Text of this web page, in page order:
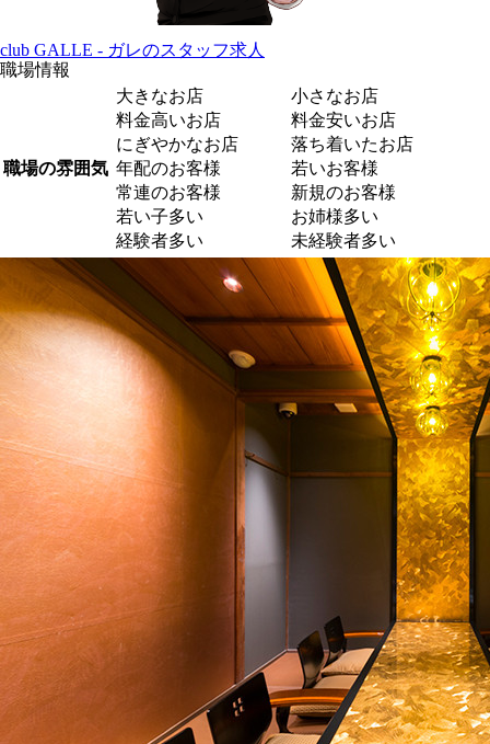
club GALLE - ガレのスタッフ求人
職場情報
職場の雰囲気
大きなお店
小さなお店
料金高いお店
料金安いお店
にぎやかなお店
落ち着いたお店
年配のお客様
若いお客様
常連のお客様
新規のお客様
若い子多い
お姉様多い
経験者多い
未経験者多い